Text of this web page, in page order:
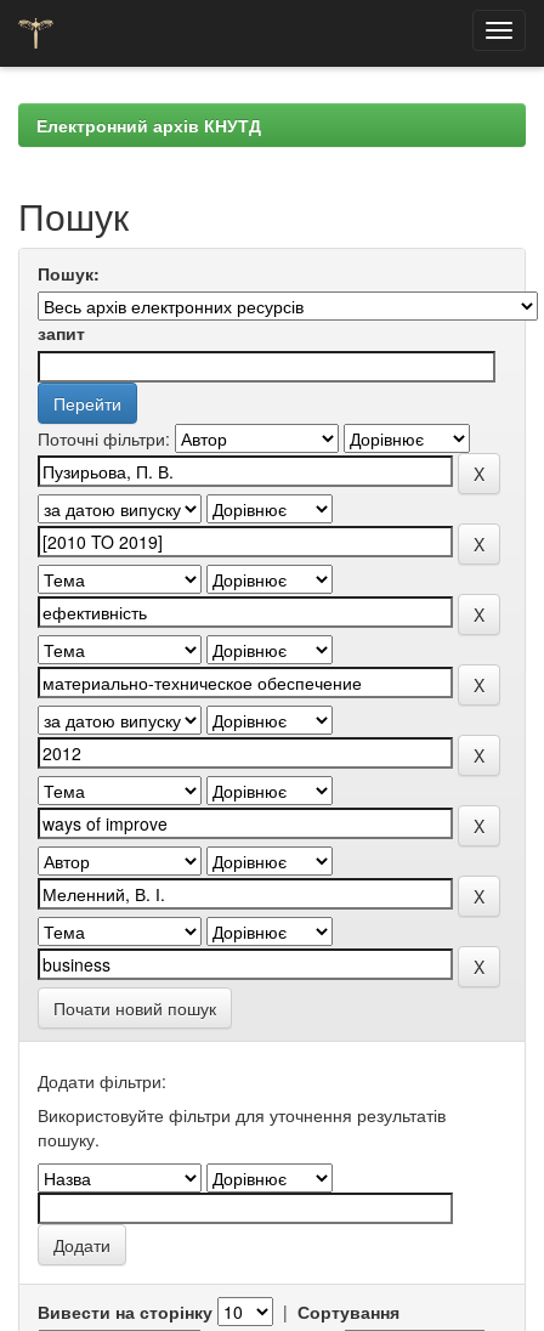
navigationЕлектронний архів КНУТД
Пошук
Пошук:
запит
Поточні фільтри:
Почати новий пошук
Додати фільтри:
Використовуйте фільтри для уточнення результатів
пошуку.
Вивести на сторінку | Сортування